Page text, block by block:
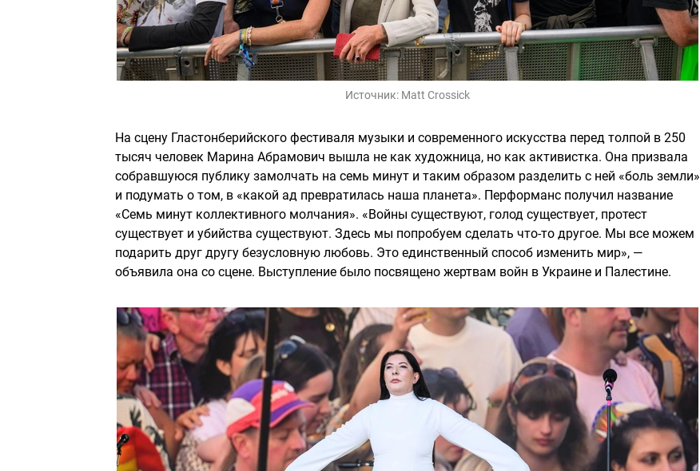
Источник: Matt Crossick
На сцену Гластонберийского фестиваля музыки и современного искусства перед толпой в 250
тысяч человек Марина Абрамович вышла не как художница, но как активистка. Она призвала
собравшуюся публику замолчать на семь минут и таким образом разделить с ней «боль земли»
и подумать о том, в «какой ад превратилась наша планета». Перформанс получил название
«Семь минут коллективного молчания». «Войны существуют, голод существует, протест
существует и убийства существуют. Здесь мы попробуем сделать что-то другое. Мы все можем
подарить друг другу безусловную любовь. Это единственный способ изменить мир», —
объявила она со сцене. Выступление было посвящено жертвам войн в Украине и Палестине.